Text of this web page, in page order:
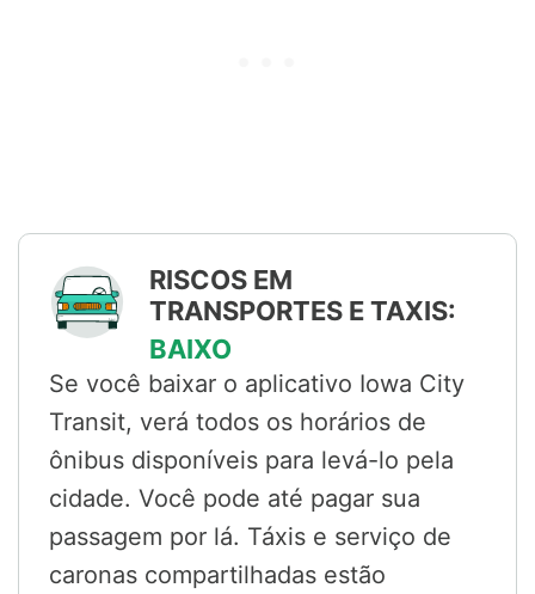
RISCOS EM
TRANSPORTES E TAXIS:
BAIXO
Se você baixar o aplicativo Iowa City
Transit, verá todos os horários de
ônibus disponíveis para levá-lo pela
cidade. Você pode até pagar sua
passagem por lá. Táxis e serviço de
caronas compartilhadas estão